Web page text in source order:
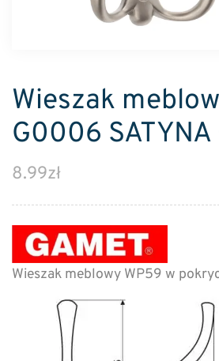
Wieszak
G0006
8.99zł
Wieszak meblowy WP59 w